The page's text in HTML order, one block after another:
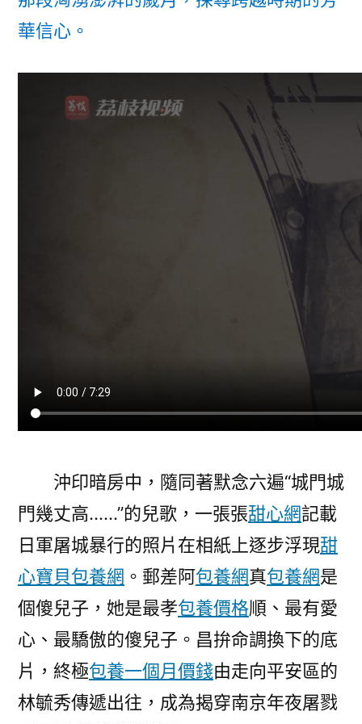
華信心。
沖印暗房中，隨同著默念六遍“城門城
門幾丈高……”的兒歌，一張張甜心網記載
日軍屠城暴行的照片在相紙上逐步浮現甜
心寶貝包養網 。郵差阿包養網真包養網是
個傻兒子，她是最孝包養價格順、最有愛
心、最驕傲的傻兒子。昌拚命調換下的底
片，終極包養一個月價錢由走向平安區的
林毓秀傳遞出往，成為揭穿南京年夜屠戮